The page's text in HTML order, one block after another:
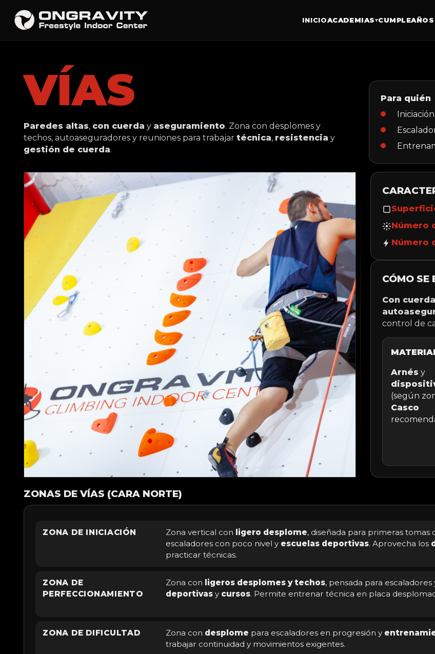
INICIOACADEMIAS▾
VÍAS
Paredes altas, con cuerda y aseguramiento. Zona con desplomes y
techos, autoaseguradores y reuniones para trabajar técnica, resistencia y
gestión de cuerda.
Para quién
Número
Número
CÓMO SE
Con cuerda
control de
Arnés y
(según
Casco
ZONAS DE VÍAS (CARA NORTE)
ZONA DE INICIACIÓN Zona vertical con ligero desplome, diseñada para primeras tomas
escaladores con poco nivel y escuelas deportivas. Aprovecha los
practicar técnicas.
ZONA DE
PERFECCIONAMIENTO
Zona con ligeros desplomes y techos, pensada para escaladores
deportivas y cursos. Permite entrenar técnica en placa
ZONA DE DIFICULTAD Zona con desplome para escaladores en progresión y
trabajar continuidad y movimientos exigentes.